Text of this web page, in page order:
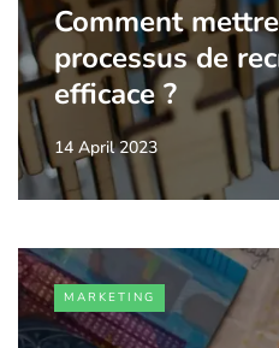
Comment
processus de
efficace ?
14 April 2023
MARKETING